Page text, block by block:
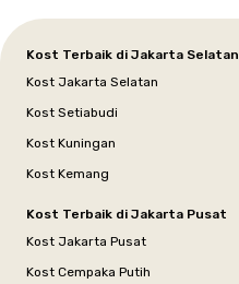
Kost Terbaik di Jakarta Selatan
Kost Jakarta Selatan
Kost Setiabudi
Kost Kuningan
Kost Kemang
Kost Terbaik di Jakarta Pusat
Kost Jakarta Pusat
Kost Cempaka Putih